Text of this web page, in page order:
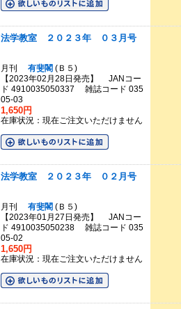
法学教室 ２０２３年 ０３月号
月刊 有斐閣 (Ｂ５)
【2023年02月28日発売】 JANコー
ド 4910035050337 雑誌コード 035
05-03
1,650円
在庫状況：現在ご注文いただけません
法学教室 ２０２３年 ０２月号
月刊 有斐閣 (Ｂ５)
【2023年01月27日発売】 JANコー
ド 4910035050238 雑誌コード 035
05-02
1,650円
在庫状況：現在ご注文いただけません